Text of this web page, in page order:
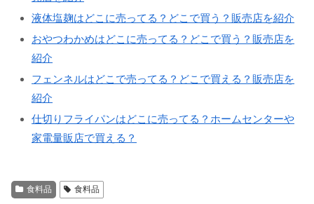
液体塩麹はどこに売ってる？どこで買う？販売店を紹介
おやつわかめはどこに売ってる？どこで買う？販売店を
紹介
フェンネルはどこで売ってる？どこで買える？販売店を
紹介
仕切りフライパンはどこに売ってる？ホームセンターや
家電量販店で買える？
食料品 食料品